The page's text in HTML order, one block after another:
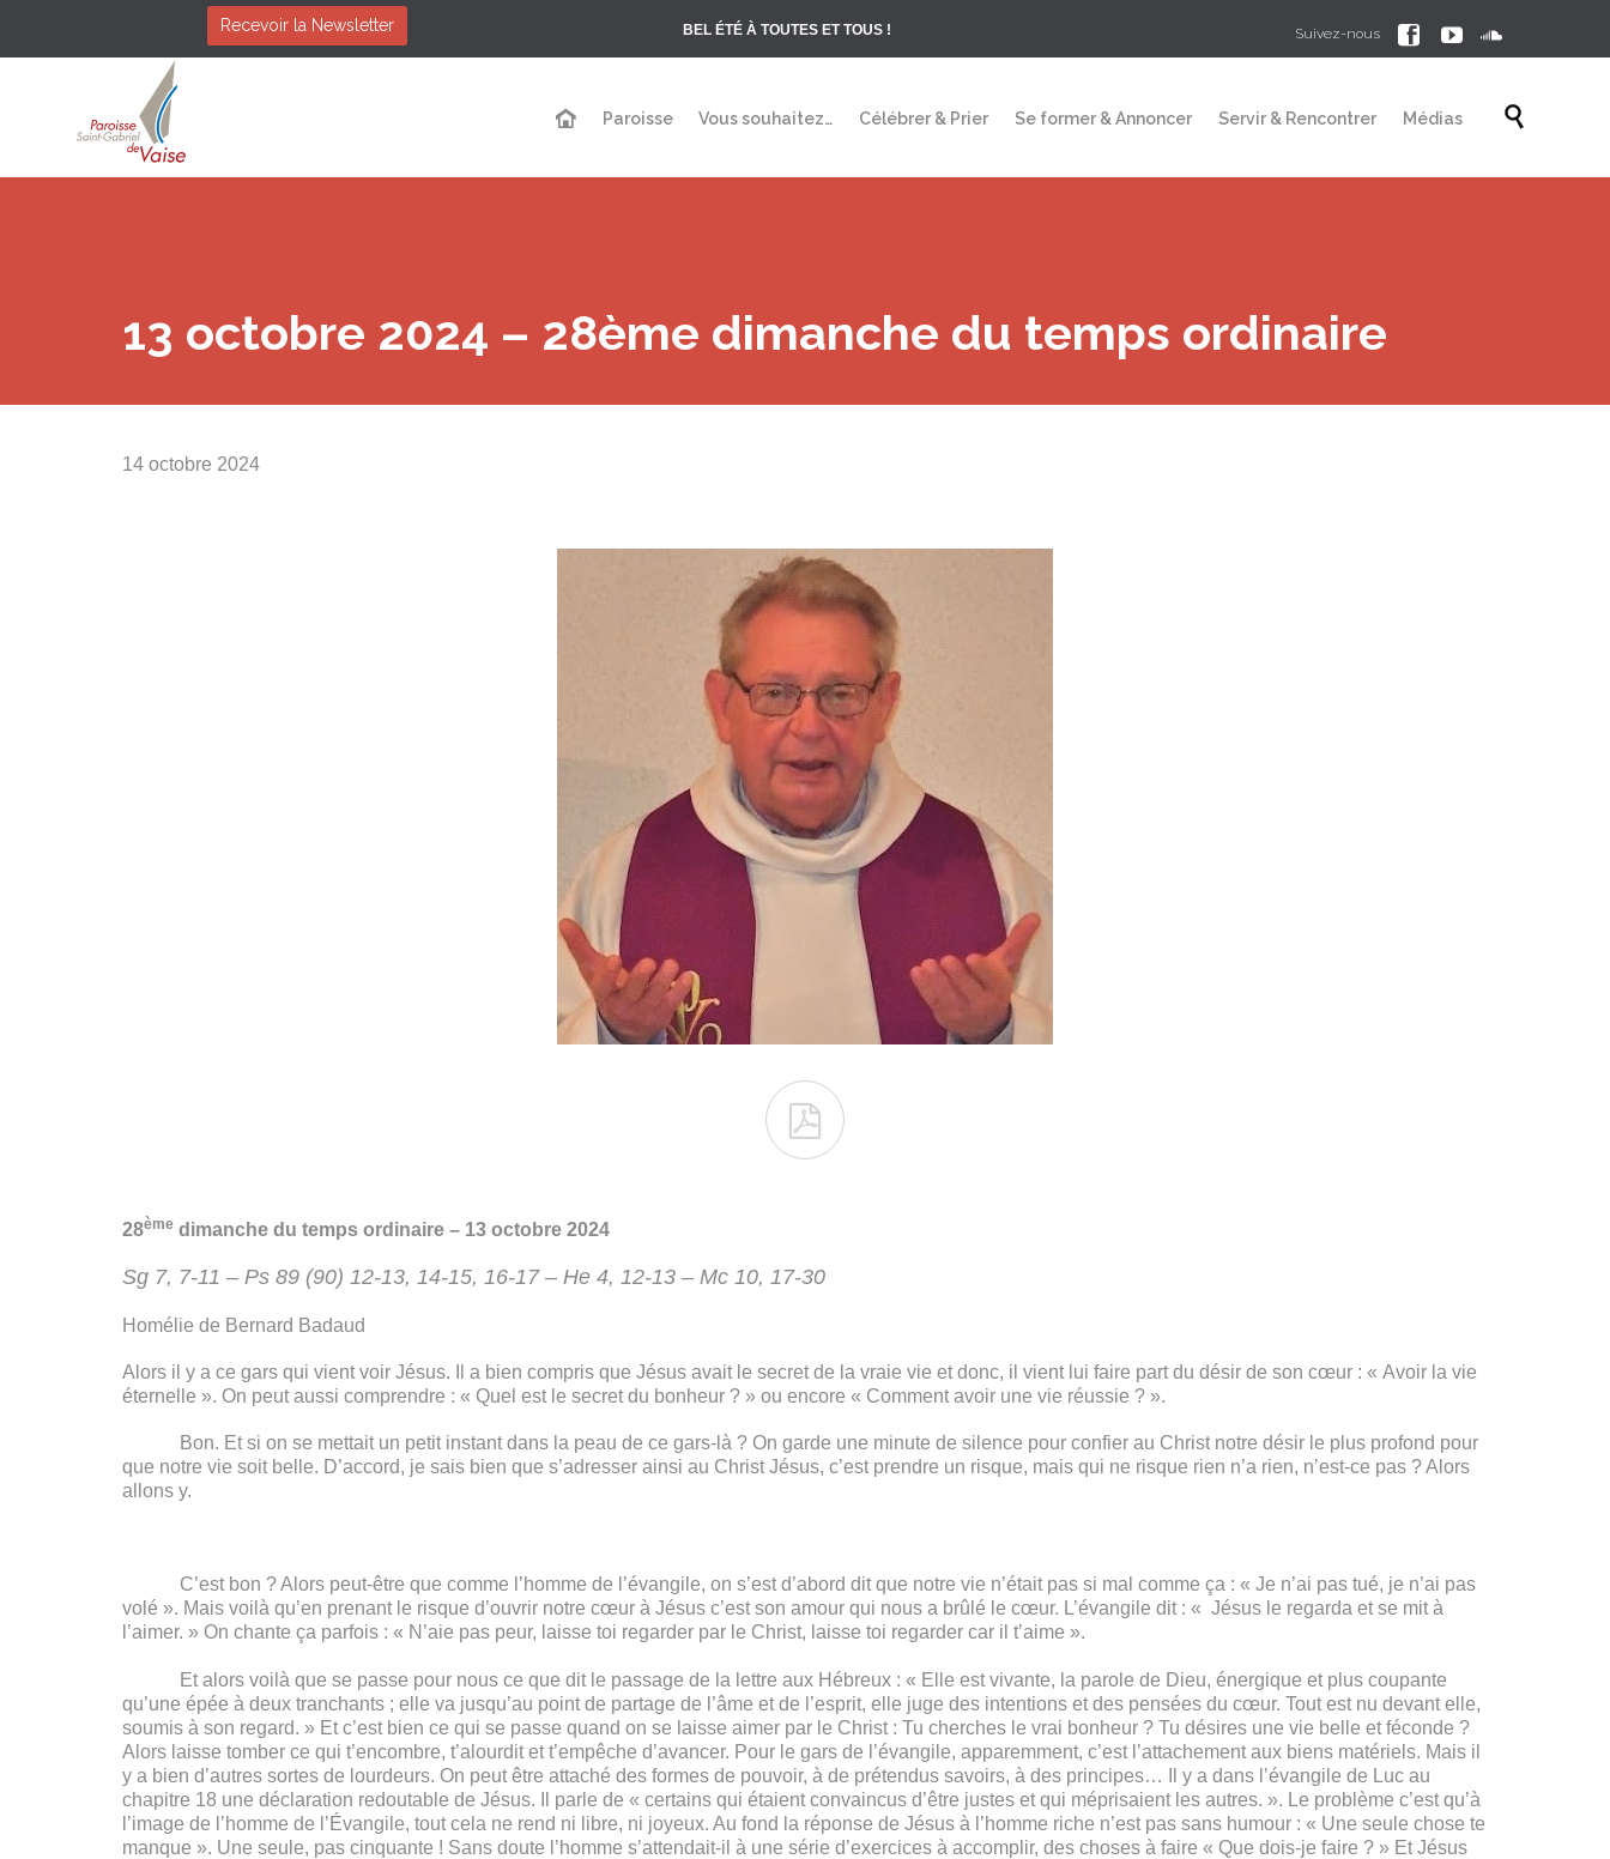
Recevoir la Newsletter BEL ÉTÉ À TOUTES ET TOUS ! Suivez-nous   
Skip
Paroisse Vous souhaitez… Célébrer & Prier Se former & Annoncer Servir & Rencontrer Médias 
13 octobre 2024 – 28ème dimanche du temps ordinaire
14 octobre 2024

28ème dimanche du temps ordinaire – 13 octobre 2024
Sg 7, 7-11 – Ps 89 (90) 12-13, 14-15, 16-17 – He 4, 12-13 – Mc 10, 17-30
Homélie de Bernard Badaud
Alors il y a ce gars qui vient voir Jésus. Il a bien compris que Jésus avait le secret de la vraie vie et donc, il vient lui faire part du désir de son cœur : « Avoir la vie
éternelle ». On peut aussi comprendre : « Quel est le secret du bonheur ? » ou encore « Comment avoir une vie réussie ? ».
Bon. Et si on se mettait un petit instant dans la peau de ce gars-là ? On garde une minute de silence pour confier au Christ notre désir le plus profond pour
que notre vie soit belle. D’accord, je sais bien que s’adresser ainsi au Christ Jésus, c’est prendre un risque, mais qui ne risque rien n’a rien, n’est-ce pas ? Alors
allons y.
C’est bon ? Alors peut-être que comme l’homme de l’évangile, on s’est d’abord dit que notre vie n’était pas si mal comme ça : « Je n’ai pas tué, je n’ai pas
volé ». Mais voilà qu’en prenant le risque d’ouvrir notre cœur à Jésus c’est son amour qui nous a brûlé le cœur. L’évangile dit : « Jésus le regarda et se mit à
l’aimer. » On chante ça parfois : « N’aie pas peur, laisse toi regarder par le Christ, laisse toi regarder car il t’aime ».
Et alors voilà que se passe pour nous ce que dit le passage de la lettre aux Hébreux : « Elle est vivante, la parole de Dieu, énergique et plus coupante
qu’une épée à deux tranchants ; elle va jusqu’au point de partage de l’âme et de l’esprit, elle juge des intentions et des pensées du cœur. Tout est nu devant elle,
soumis à son regard. » Et c’est bien ce qui se passe quand on se laisse aimer par le Christ : Tu cherches le vrai bonheur ? Tu désires une vie belle et féconde ?
Alors laisse tomber ce qui t’encombre, t’alourdit et t’empêche d’avancer. Pour le gars de l’évangile, apparemment, c’est l’attachement aux biens matériels. Mais il
y a bien d’autres sortes de lourdeurs. On peut être attaché des formes de pouvoir, à de prétendus savoirs, à des principes… Il y a dans l’évangile de Luc au
chapitre 18 une déclaration redoutable de Jésus. Il parle de « certains qui étaient convaincus d’être justes et qui méprisaient les autres. ». Le problème c’est qu’à
l’image de l’homme de l’Évangile, tout cela ne rend ni libre, ni joyeux. Au fond la réponse de Jésus à l’homme riche n’est pas sans humour : « Une seule chose te
manque ». Une seule, pas cinquante ! Sans doute l’homme s’attendait-il à une série d’exercices à accomplir, des choses à faire « Que dois-je faire ? » Et Jésus